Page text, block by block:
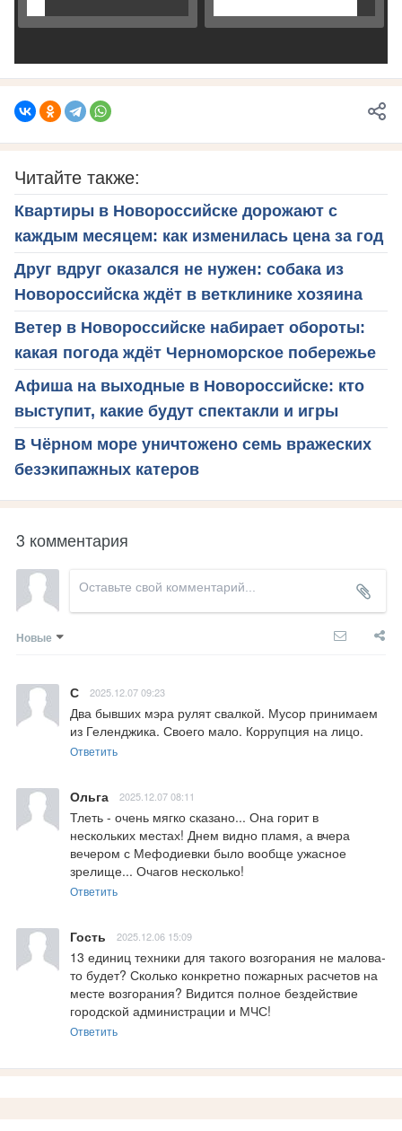
Читайте также:
Квартиры в Новороссийске дорожают с
каждым месяцем: как изменилась цена за год
Друг вдруг оказался не нужен: собака из
Новороссийска ждёт в ветклинике хозяина
Ветер в Новороссийске набирает обороты:
какая погода ждёт Черноморское побережье
Афиша на выходные в Новороссийске: кто
выступит, какие будут спектакли и игры
В Чёрном море уничтожено семь вражеских
безэкипажных катеров
3 комментария
Новые
С 2025.12.07 09:23
Два бывших мэра рулят свалкой. Мусор принимаем
из Геленджика. Своего мало. Коррупция на лицо.
Ответить
Ольга 2025.12.07 08:11
Тлеть - очень мягко сказано... Она горит в
нескольких местах! Днем видно пламя, а вчера
вечером с Мефодиевки было вообще ужасное
зрелище... Очагов несколько!
Ответить
Гость 2025.12.06 15:09
13 единиц техники для такого возгорания не малова-
то будет? Сколько конкретно пожарных расчетов на
месте возгорания? Видится полное бездействие
городской администрации и МЧС!
Ответить